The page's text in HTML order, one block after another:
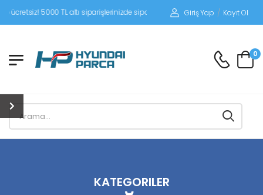
TL altı siparişlerinizde siparişleriniz alıcı ödemeli gönderilir.
Giriş Yap / Kayıt Ol
0
KATEGORILER